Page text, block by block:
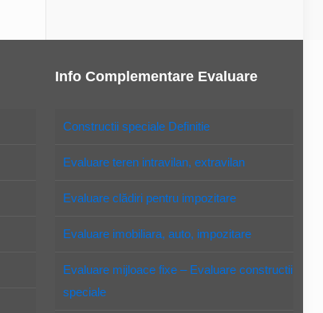
Info Complementare Evaluare
Constructii speciale Definitie
Evaluare teren intravilan, extravilan
Evaluare clădiri pentru impozitare
Evaluare imobiliara, auto, impozitare
Evaluare mijloace fixe – Evaluare constructii
speciale